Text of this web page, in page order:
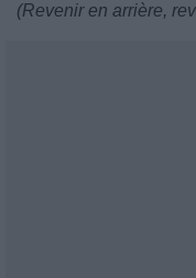
(Revenir en arrière,